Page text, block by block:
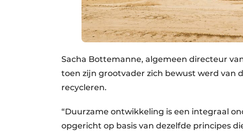
Sacha Bottemanne, algemeen directeur
toen zijn grootvader zich bewust werd van
recycleren.
“Duurzame ontwikkeling is een integraal
opgericht op basis van dezelfde principes